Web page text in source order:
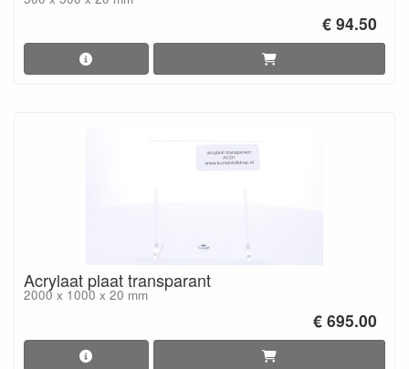
€ 94.50
Acrylaat plaat transparant
2000 x 1000 x 20 mm
€ 695.00